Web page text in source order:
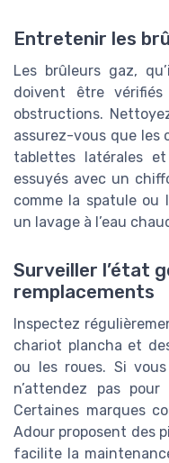
Entretenir les
Les brûleurs gaz,
doivent être
obstructions.
assurez-vous que les
tablettes latérales
essuyés avec un
comme la spatule ou
un lavage à l’eau
Surveiller l’état
remplacements
Inspectez
chariot plancha et
ou les roues. Si
n’attendez pas
Certaines marques
Adour proposent des
facilite la